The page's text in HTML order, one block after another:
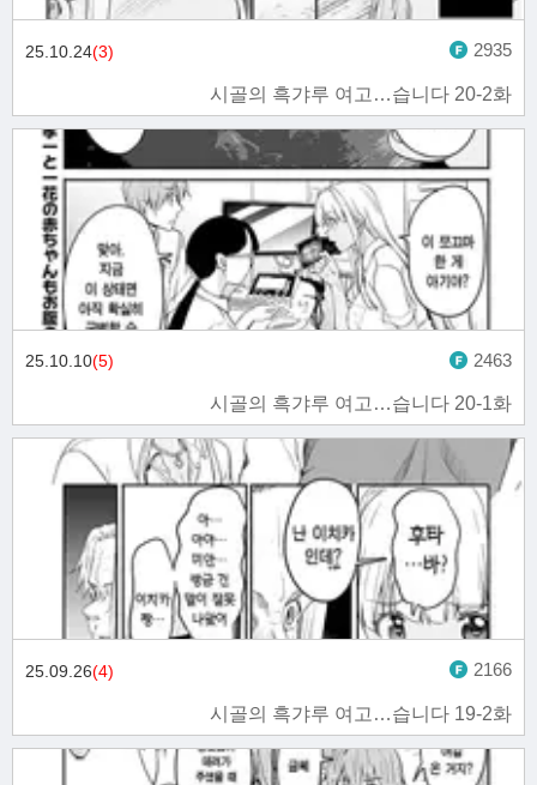
시골의 흑갸루 여고…습니다 20-2화
25.10.24(3) 2935
시골의 흑갸루 여고…습니다 20-1화
25.10.10(5) 2463
시골의 흑갸루 여고…습니다 19-2화
25.09.26(4) 2166